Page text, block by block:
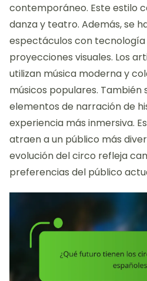
contemporáneo. Este estilo
danza y teatro. Además, se
espectáculos con tecnología
proyecciones visuales. Los
utilizan música moderna y
músicos populares. También
elementos de narración de
experiencia más inmersiva.
atraen a un público más
evolución del circo refleja
preferencias del público